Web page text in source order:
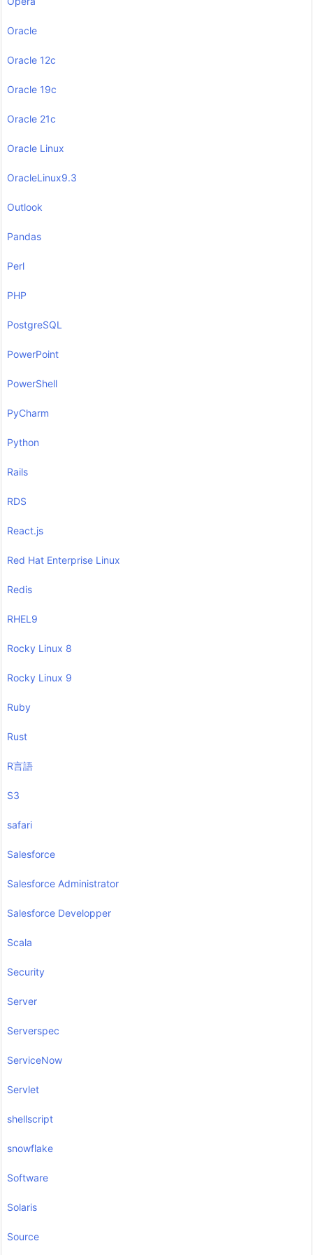
Oracle
Oracle 12c
Oracle 19c
Oracle 21c
Oracle Linux
OracleLinux9.3
Outlook
Pandas
Perl
PHP
PostgreSQL
PowerPoint
PowerShell
PyCharm
Python
Rails
RDS
React.js
Red Hat Enterprise Linux
Redis
RHEL9
Rocky Linux 8
Rocky Linux 9
Ruby
Rust
R言語
S3
safari
Salesforce
Salesforce Administrator
Salesforce Developper
Scala
Security
Server
Serverspec
ServiceNow
Servlet
shellscript
snowflake
Software
Solaris
Source